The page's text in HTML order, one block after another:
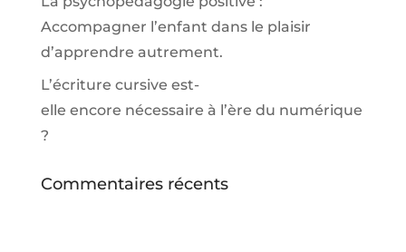
Accompagner l’enfant dans le plaisir
d’apprendre autrement.
L’écriture cursive est-
elle encore nécessaire à l’ère du numérique
?
Commentaires récents